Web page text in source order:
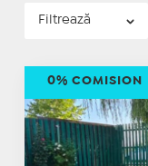
Filtrează
0% COMISION